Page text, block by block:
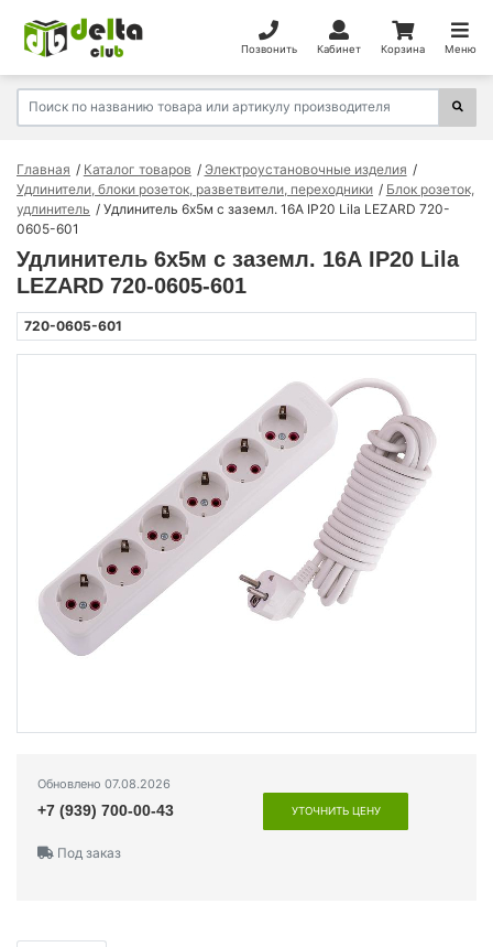
Позвонить Кабинет Корзина Меню
Главная Каталог товаров
Электроустановочные изделия
Удлинители, блоки розеток, разветвители, переходники
Блок розеток,
удлинитель
Удлинитель 6х5м с заземл. 16А IP20 Lila LEZARD 720-
0605-601
Удлинитель 6х5м с заземл. 16А IP20 Lila
LEZARD 720-0605-601
720-0605-601
Обновлено 07.08.2026
+7 (939) 700-00-43 УТОЧНИТЬ ЦЕНУ
Под заказ